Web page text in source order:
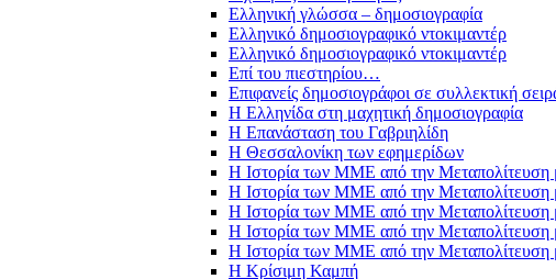
Ελληνική γλώσσα – δημοσιογραφία
Ελληνικό δημοσιογραφικό ντοκιμαντέρ
Ελληνικό δημοσιογραφικό ντοκιμαντέρ
Επί του πιεστηρίου…
Επιφανείς δημοσιογράφοι σε συλλεκτική
Η Ελληνίδα στη μαχητική δημοσιογραφία
Η Επανάσταση του Γαβριηλίδη
Η Θεσσαλονίκη των εφημερίδων
Η Ιστορία των ΜΜΕ από την Μεταπολίτευση
Η Ιστορία των ΜΜΕ από την Μεταπολίτευση
Η Ιστορία των ΜΜΕ από την Μεταπολίτευση
Η Ιστορία των ΜΜΕ από την Μεταπολίτευση
Η Ιστορία των ΜΜΕ από την Μεταπολίτευση
Η Κρίσιμη Καμπή